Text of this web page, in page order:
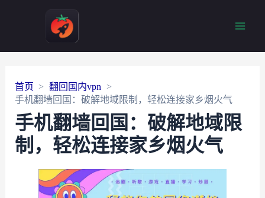
首页
翻回国内vpn
手机翻墙回国：破解地域限制，轻松连接家乡烟火气
手机翻墙回国：破解地域限
制，轻松连接家乡烟火气